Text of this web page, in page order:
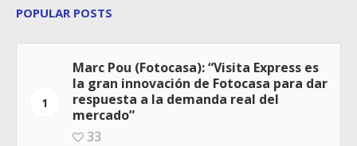
POPULAR POSTS
1
Marc Pou (Fotocasa): “Visita Express es
la gran innovación de Fotocasa para dar
respuesta a la demanda real del
mercado”
33